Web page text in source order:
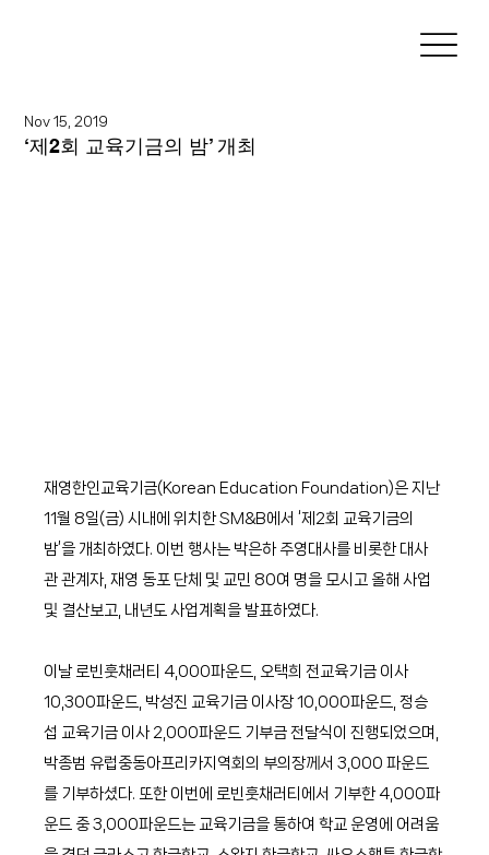
‘제2회 교육기금의 밤’ 개최
Nov 15, 2019
재영한인교육기금(Korean Education Foundation)은 지난
11월 8일(금) 시내에 위치한 SM&B에서 ‘제2회 교육기금의
밤’을 개최하였다. 이번 행사는 박은하 주영대사를 비롯한 대사
관 관계자, 재영 동포 단체 및 교민 80여 명을 모시고 올해 사업
및 결산보고, 내년도 사업계획을 발표하였다.
이날 로빈훗채러티 4,000파운드, 오택희 전교육기금 이사
10,300파운드, 박성진 교육기금 이사장 10,000파운드, 정승
섭 교육기금 이사 2,000파운드 기부금 전달식이 진행되었으며,
박종범 유럽중동아프리카지역회의 부의장께서 3,000 파운드
를 기부하셨다. 또한 이번에 로빈훗채러티에서 기부한 4,000파
운드 중 3,000파운드는 교육기금을 통하여 학교 운영에 어려움